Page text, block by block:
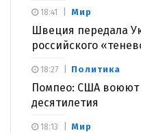
Мир
Швеция передала
российского
18:41
Политика
Помпео: США воюют
десятилетия
18:27
Мир
18:13